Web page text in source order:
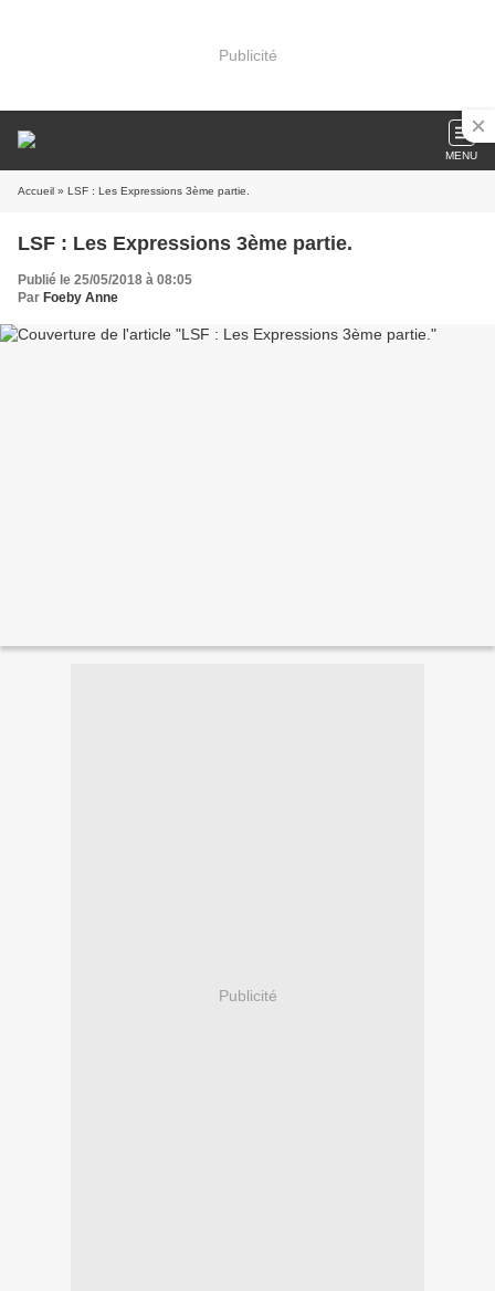
Publicité
MENU
Accueil » LSF : Les Expressions 3ème partie.
LSF : Les Expressions 3ème partie.
Publié le 25/05/2018 à 08:05
Par Foeby Anne
Publicité